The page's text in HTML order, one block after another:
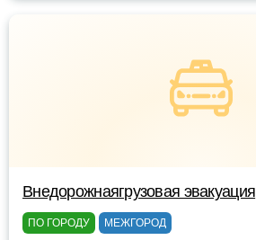
Внедорожнаягрузовая эвакуация
ПО ГОРОДУ МЕЖГОРОД